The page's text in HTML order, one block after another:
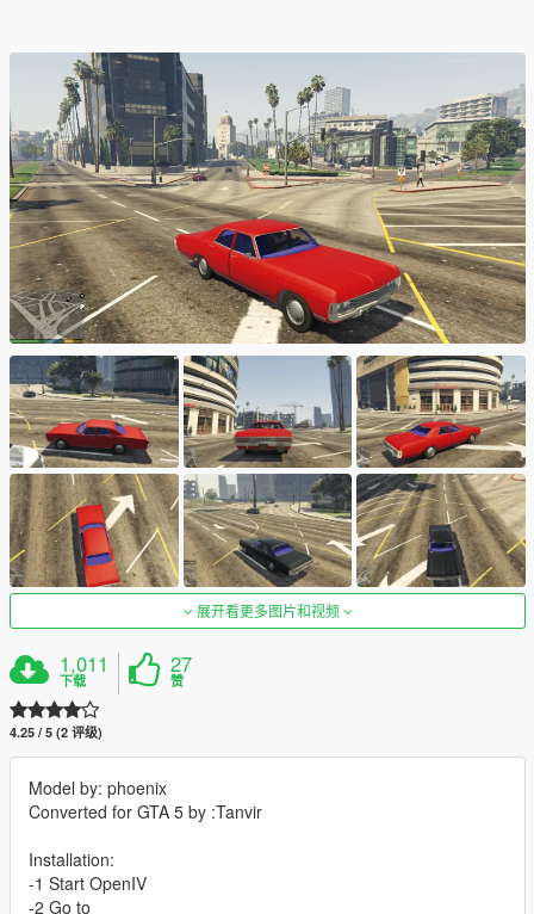
展开看更多图片和视频
1,011
下载
27
赞
4.25 / 5 (2 评级)
Model by: phoenix
Converted for GTA 5 by :Tanvir
Installation:
-1 Start OpenIV
-2 Go to